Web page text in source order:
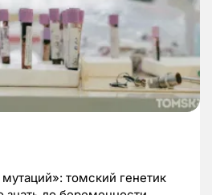
томский генетик